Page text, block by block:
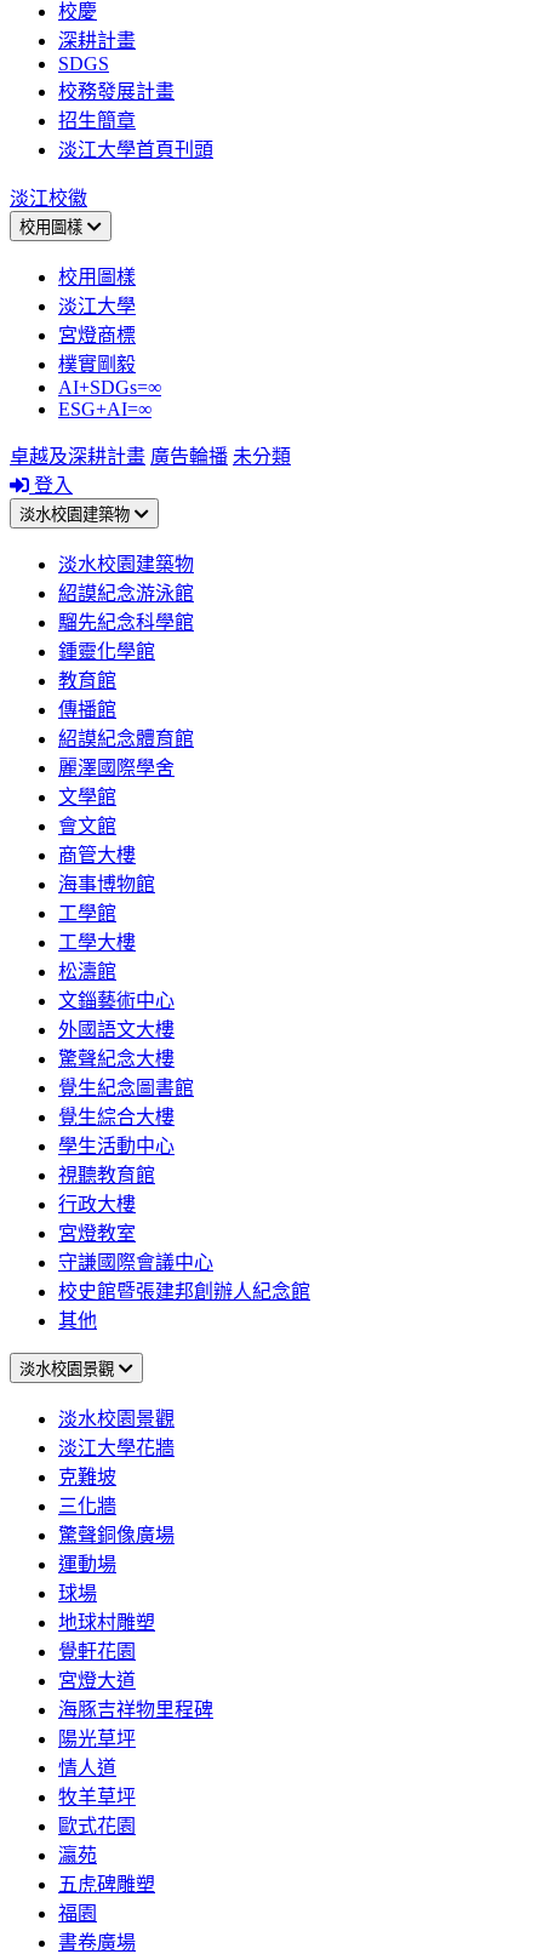
校慶
深耕計畫
SDGS
校務發展計畫
招生簡章
淡江大學首頁刊頭
淡江校徽
校用圖樣
校用圖樣
淡江大學
宮燈商標
樸實剛毅
AI+SDGs=∞
ESG+AI=∞
卓越及深耕計畫 廣告輪播 未分類
登入
淡水校園建築物
淡水校園建築物
紹謨紀念游泳館
騮先紀念科學館
鍾靈化學館
教育館
傳播館
紹謨紀念體育館
麗澤國際學舍
文學館
會文館
商管大樓
海事博物館
工學館
工學大樓
松濤館
文錙藝術中心
外國語文大樓
驚聲紀念大樓
覺生紀念圖書館
覺生綜合大樓
學生活動中心
視聽教育館
行政大樓
宮燈教室
守謙國際會議中心
校史館暨張建邦創辦人紀念館
其他
淡水校園景觀
淡水校園景觀
淡江大學花牆
克難坡
三化牆
驚聲銅像廣場
運動場
球場
地球村雕塑
覺軒花園
宮燈大道
海豚吉祥物里程碑
陽光草坪
情人道
牧羊草坪
歐式花園
瀛苑
五虎碑雕塑
福園
書卷廣場